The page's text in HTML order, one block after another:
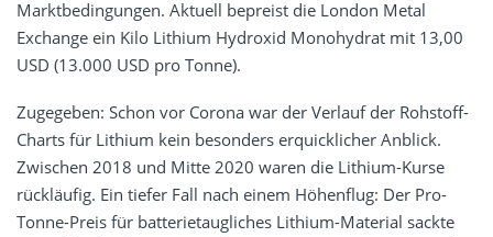
Marktbedingungen. Aktuell bepreist die London Metal
Exchange ein Kilo Lithium Hydroxid Monohydrat mit 13,00
USD (13.000 USD pro Tonne).
Zugegeben: Schon vor Corona war der Verlauf der Rohstoff-
Charts für Lithium kein besonders erquicklicher Anblick.
Zwischen 2018 und Mitte 2020 waren die Lithium-Kurse
rückläufig. Ein tiefer Fall nach einem Höhenflug: Der Pro-
Tonne-Preis für batterietaugliches Lithium-Material sackte